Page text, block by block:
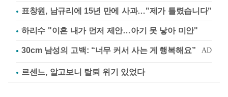
표창원, 남규리에 15년 만에 사과…"제가 틀렸습니다"
하리수 "이혼 내가 먼저 제안…아기 못 낳아 미안"
르센느, 알고보니 탈퇴 위기 있었다